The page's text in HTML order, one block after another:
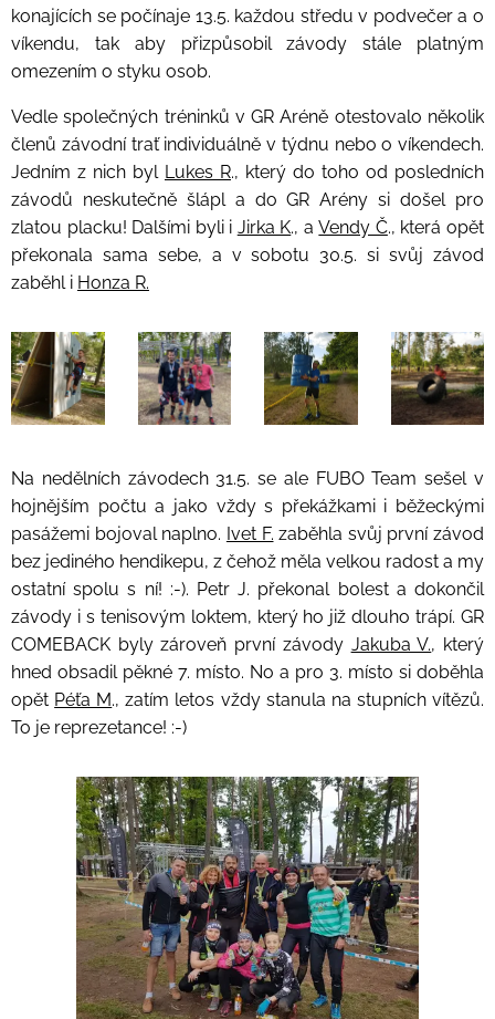
konajících se počínaje 13.5. každou středu v podvečer a o
víkendu, tak aby přizpůsobil závody stále platným
omezením o styku osob.
Vedle společných tréninků v GR Aréně otestovalo několik
členů závodní trať individuálně v týdnu nebo o víkendech.
Jedním z nich byl Lukes R., který do toho od posledních
závodů neskutečně šlápl a do GR Arény si došel pro
zlatou placku! Dalšími byli i Jirka K., aVendy Č., která opět
překonala sama sebe, a v sobotu 30.5. si svůj závod
zaběhl i Honza R.
Na nedělních závodech 31.5. se ale FUBO Team sešel v
hojnějším počtu a jako vždy s překážkami i běžeckými
pasážemi bojoval naplno. Ivet F. zaběhla svůj první závod
bez jediného hendikepu, z čehož měla velkou radost a my
ostatní spolu s ní! :-). Petr J. překonal bolest a dokončil
závody i s tenisovým loktem, který ho již dlouho trápí. GR
COMEBACK byly zároveň první závody Jakuba V., který
hned obsadil pěkné 7. místo. No a pro 3. místo si doběhla
opět Péťa M., zatím letos vždy stanula na stupních vítězů.
To je reprezetance! :-)